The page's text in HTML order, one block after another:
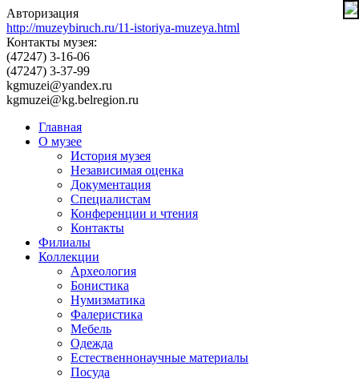
Авторизация
http://muzeybiruch.ru/11-istoriya-muzeya.html
Контакты музея:
(47247) 3-16-06
(47247) 3-37-99
kgmuzei@yandex.ru
kgmuzei@kg.belregion.ru
Главная
О музее
История музея
Независимая оценка
Документация
Специалистам
Конференции и чтения
Контакты
Филиалы
Коллекции
Археология
Бонистика
Нумизматика
Фалеристика
Мебель
Одежда
Естественнонаучные материалы
Посуда